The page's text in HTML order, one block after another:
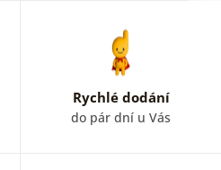
Rychlé dodání
do pár dní u Vás